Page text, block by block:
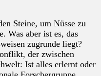
Steine, um Nüsse zu
Was aber ist es, das
zugrunde liegt?
der zwischen
Ist alles erlernt oder